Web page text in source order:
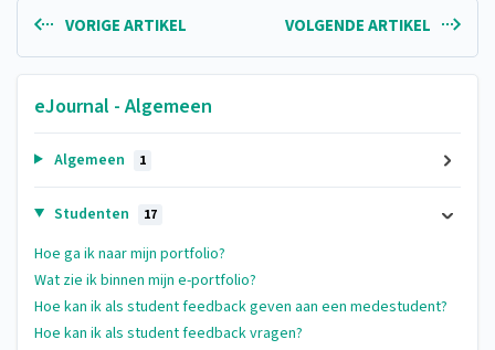
VORIGE ARTIKEL VOLGENDE ARTIKEL
eJournal - Algemeen
Algemeen 1
Studenten 17
Hoe ga ik naar mijn portfolio?
Wat zie ik binnen mijn e-portfolio?
Hoe kan ik als student feedback geven aan een medestudent?
Hoe kan ik als student feedback vragen?